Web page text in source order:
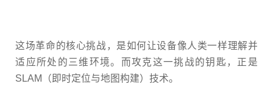
这场革命的核心挑战，是如何让设备像人类一样理解并
适应所处的三维环境。而攻克这一挑战的钥匙，正是
SLAM（即时定位与地图构建）技术。